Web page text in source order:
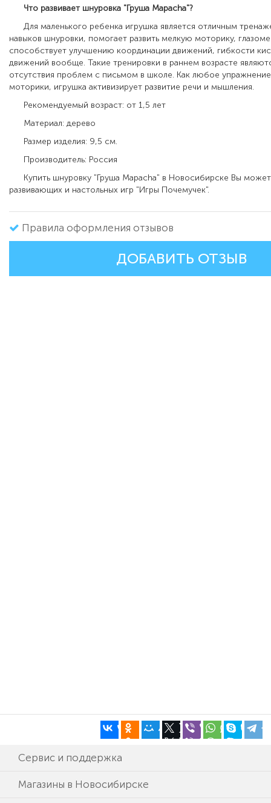
Что развивает шнуровка "Груша Mapacha"?
Для маленького ребенка игрушка является отличным
навыков шнуровки, помогает развить мелкую моторику,
способствует улучшению координации движений, гибкости
движений вообще. Такие тренировки в раннем возрасте
отсутствия проблем с письмом в школе. Как любое
моторики, игрушка активизирует развитие речи и мышления.
Рекомендуемый возраст: от 1,5 лет
Материал: дерево
Размер изделия: 9,5 см.
Производитель: Россия
Купить шнуровку "Груша Mapacha" в Новосибирске Вы
развивающих и настольных игр "Игры Почемучек".
Правила оформления отзывов
ДОБАВИТЬ ОТЗЫВ
Сервис и поддержка
Магазины в Новосибирске